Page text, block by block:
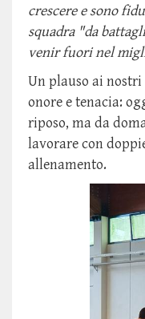
crescere e sono
squadra "da
venir fuori nel
Un plauso ai
onore e tenacia:
riposo, ma da
lavorare con
allenamento.